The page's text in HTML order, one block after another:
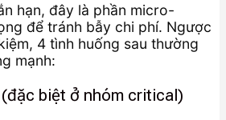
hạn, đây là phần micro-
để tránh bẫy chi phí. Ngược
4 tình huống sau thường
mạnh:
biệt ở nhóm critical)